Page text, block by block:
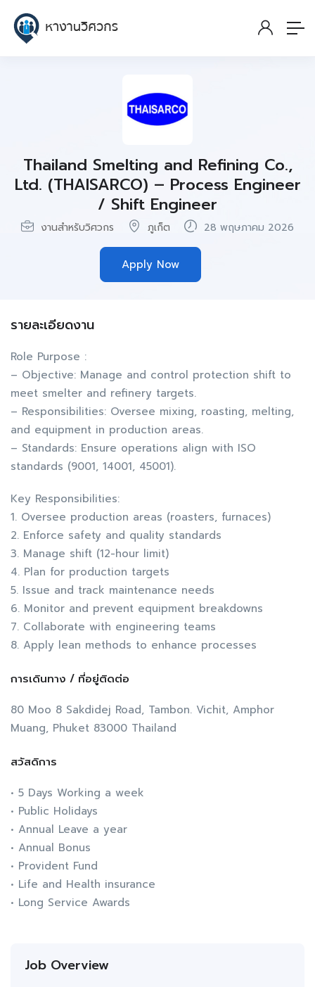
Thailand Smelting and Refining Co.,
Ltd. (THAISARCO) – Process Engineer
/ Shift Engineer
งานสำหรับวิศวกร ภูเก็ต 28 พฤษภาคม 2026
Apply Now
รายละเอียดงาน
Role Purpose :
– Objective: Manage and control protection shift to
meet smelter and refinery targets.
– Responsibilities: Oversee mixing, roasting, melting,
and equipment in production areas.
– Standards: Ensure operations align with ISO
standards (9001, 14001, 45001).
Key Responsibilities:
1. Oversee production areas (roasters, furnaces)
2. Enforce safety and quality standards
3. Manage shift (12-hour limit)
4. Plan for production targets
5. Issue and track maintenance needs
6. Monitor and prevent equipment breakdowns
7. Collaborate with engineering teams
8. Apply lean methods to enhance processes
การเดินทาง / ที่อยู่ติดต่อ
80 Moo 8 Sakdidej Road, Tambon. Vichit, Amphor
Muang, Phuket 83000 Thailand
สวัสดิการ
• 5 Days Working a week
• Public Holidays
• Annual Leave a year
• Annual Bonus
• Provident Fund
• Life and Health insurance
• Long Service Awards
Job Overview